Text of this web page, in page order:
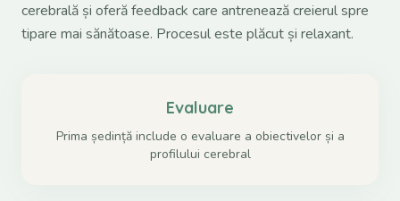
cerebrală și oferă feedback care antrenează creierul spre
tipare mai sănătoase. Procesul este plăcut și relaxant.
Evaluare
Prima ședință include o evaluare a obiectivelor și a
profilului cerebral